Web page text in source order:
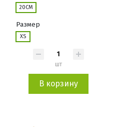
20СМ
Размер
XS
шт
В корзину